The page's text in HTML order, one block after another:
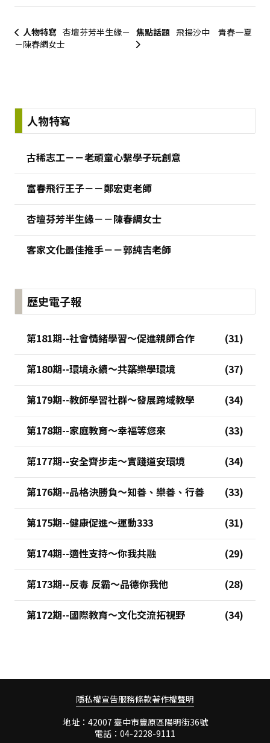
人物特寫 杏壇芬芳半生緣－
－陳春綢女士
焦點話題 飛揚沙中 青春一夏
人物特寫
古稀志工－－老頑童心繫學子玩創意
富春飛行王子－－鄭宏吏老師
杏壇芬芳半生緣－－陳春綢女士
客家文化最佳推手－－郭純吉老師
歷史電子報
第181期--社會情緒學習～促進親師合作
第180期--環境永續～共築樂學環境
第179期--教師學習社群～發展跨域教學
第178期--家庭教育～幸福等您來
第177期--安全齊步走～實踐道安環境
第176期--品格決勝負～知善、樂善、行善
第175期--健康促進～運動333
第174期--適性支持～你我共融
第173期--反毒 反霸～品德你我他
第172期--國際教育～文化交流拓視野
隱私權宣告服務條款著作權聲明
地址：42007 臺中市豐原區陽明街36號
電話：04-2228-9111